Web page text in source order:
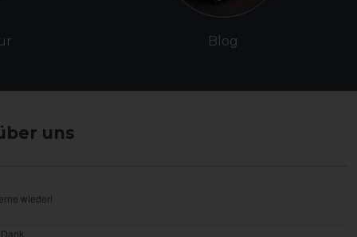
Blog
uns